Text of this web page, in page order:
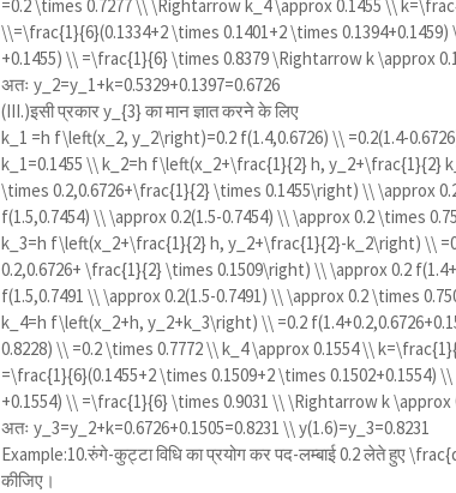
=0.2 \times 0.7277 \\ \Rightarrow k_4 \approx 0.1455 \\
\\=\frac{1}{6}(0.1334+2 \times 0.1401+2 \times
+0.1455) \\ =\frac{1}{6} \times 0.8379 \Rightarrow k \approx
अतःy_2=y_1+k=0.5329+0.1397=0.6726
(III.)इसी प्रकारy_{3}का मान ज्ञात करने के लिए
k_1 =h f\left(x_2, y_2\right)=0.2 f(1.4,0.6726) \\ =0.2(1.4-
k_1=0.1455 \\ k_2=h f\left(x_2+\frac{1}{2} h, y_2+\frac{1}{2}
\times 0.2,0.6726+\frac{1}{2} \times 0.1455\right) \\ \approx
f(1.5,0.7454) \\ \approx 0.2(1.5-0.7454) \\ \approx 0.2 \times
k_3=h f\left(x_2+\frac{1}{2} h, y_2+\frac{1}{2}-k_2\right) \\
0.2,0.6726+ \frac{1}{2} \times 0.1509\right) \\ \approx 0.2
f(1.5,0.7491 \\ \approx 0.2(1.5-0.7491) \\ \approx 0.2 \times
k_4=h f\left(x_2+h, y_2+k_3\right) \\ =0.2
0.8228) \\ =0.2 \times 0.7772 \\ k_4 \approx 0.1554 \\
=\frac{1}{6}(0.1455+2 \times 0.1509+2 \times 0.1502+0.1554)
+0.1554) \\ =\frac{1}{6} \times 0.9031 \\ \Rightarrow k \approx
अतःy_3=y_2+k=0.6726+0.1505=0.8231 \\ y(1.6)=y_3=0.8231
Example:10.रुंगे-कुट्टा विधि का प्रयोग कर पद-लम्बाई 0.2 लेते हुए
कीजिए।